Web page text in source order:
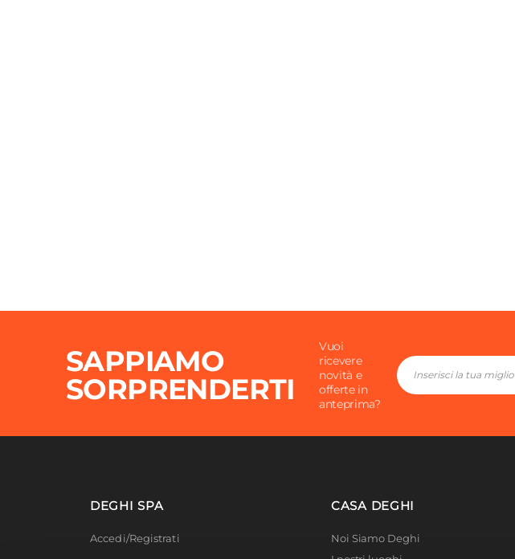
SAPPIAMO
SORPRENDERTI
Vuoi
ricevere
novità e
offerte in
anteprima?
DEGHI SPA
Accedi/Registrati
CASA DEGHI
Noi Siamo Deghi